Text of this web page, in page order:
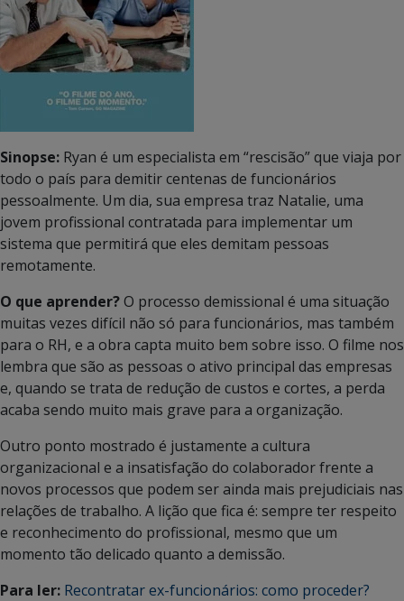
Sinopse: Ryan é um especialista em “rescisão” que viaja por
todo o país para demitir centenas de funcionários
pessoalmente. Um dia, sua empresa traz Natalie, uma
jovem profissional contratada para implementar um
sistema que permitirá que eles demitam pessoas
remotamente.
O que aprender?O processo demissional é uma situação
muitas vezes difícil não só para funcionários, mas também
para o RH, e a obra capta muito bem sobre isso. O filme nos
lembra que são as pessoas o ativo principal das empresas
e, quando se trata de redução de custos e cortes, a perda
acaba sendo muito mais grave para a organização.
Outro ponto mostrado é justamente a cultura
organizacional e a insatisfação do colaborador frente a
novos processos que podem ser ainda mais prejudiciais nas
relações de trabalho. A lição que fica é: sempre ter respeito
e reconhecimento do profissional, mesmo que um
momento tão delicado quanto a demissão.
Para ler: Recontratar ex-funcionários: como proceder?